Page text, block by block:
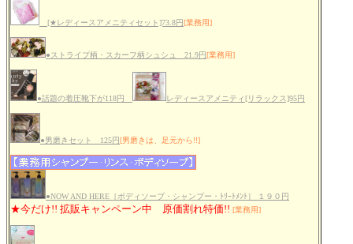
[★レディースアメニティセット]73.8円[業務用]
●ストライプ柄・スカーフ柄シュシュ 21.9円[業務用]
●話題の着圧靴下が118円 レディースアメニティ[リラックス]95円
●男磨きセット 125円[男磨きは、足元から!!]
●NOW AND HERE［ボディソープ・シャンプー・ﾄﾘｰﾄﾒﾝﾄ］ １９０円
★今だけ!! 拡販キャンペーン中 原価割れ特価!! [業務用]